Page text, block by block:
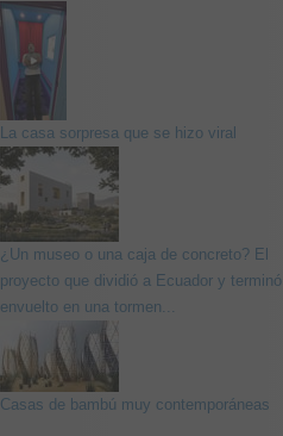
La casa sorpresa que se hizo viral
¿Un museo o una caja de concreto? El
proyecto que dividió a Ecuador y terminó
envuelto en una tormen...
Casas de bambú muy contemporáneas